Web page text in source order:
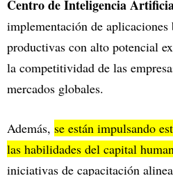
Centro de Inteligencia
implementación de aplicaciones
productivas con alto potencial
la competitividad de las
mercados globales.
Además, se están impulsando
las habilidades del capital
iniciativas de capacitación